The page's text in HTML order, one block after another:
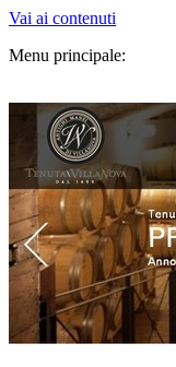
Vai ai contenuti
Menu principale: